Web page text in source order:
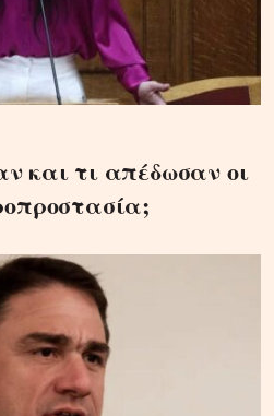
και τι απέδωσαν οι